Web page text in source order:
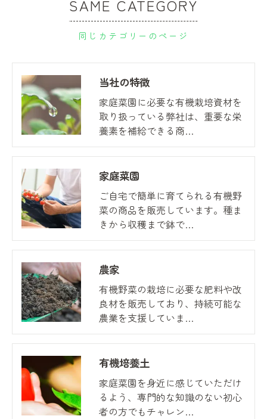
同じカテゴリーのページ
SAME CATEGORY
当社の特徴
家庭菜園に必要な有機栽培資材を
取り扱っている弊社は、重要な栄
養素を補給できる商…
家庭菜園
ご自宅で簡単に育てられる有機野
菜の商品を販売しています。種ま
きから収穫まで鉢で…
農家
有機野菜の栽培に必要な肥料や改
良材を販売しており、持続可能な
農業を支援していま…
有機培養土
家庭菜園を身近に感じていただけ
るよう、専門的な知識のない初心
者の方でもチャレン…